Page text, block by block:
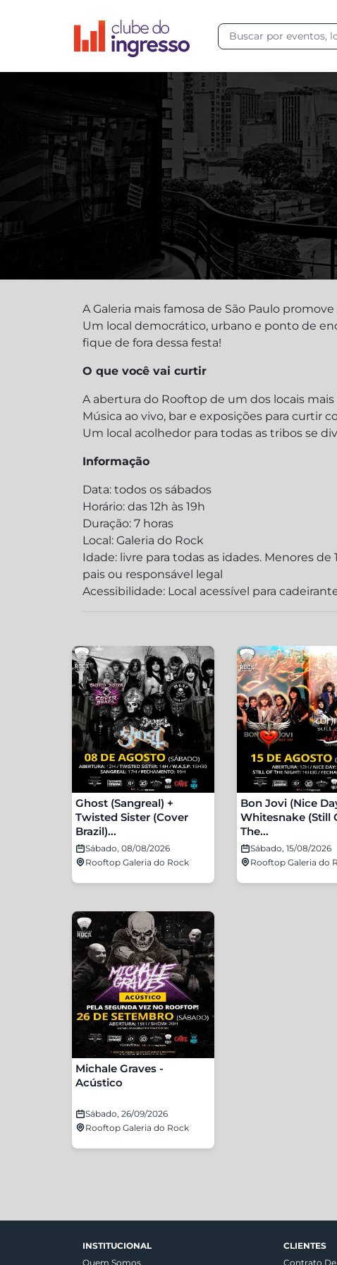
A Galeria mais famosa de São Paulo
Um local democrático, urbano e ponto de
fique de fora dessa festa!
O que você vai curtir
A abertura do Rooftop de um dos locais mais
Música ao vivo, bar e exposições para curtir
Um local acolhedor para todas as tribos se
Informação
Data: todos os sábados
Horário: das 12h às 19h
Duração: 7 horas
Local: Galeria do Rock
Idade: livre para todas as idades. Menores
pais ou responsável legal
Acessibilidade: Local acessível para
Ghost (Sangreal) +
Twisted Sister (Cover
Brazil)...
Sábado, 08/08/2026
Rooftop Galeria do Rock
Bon Jovi (Nice
Whitesnake (Still
The...
Sábado, 15/08/2026
Rooftop Galeria do
Michale Graves -
Acústico
Sábado, 26/09/2026
Rooftop Galeria do Rock
INSTITUCIONAL
Quem Somos
CLIENTES
Contrato De